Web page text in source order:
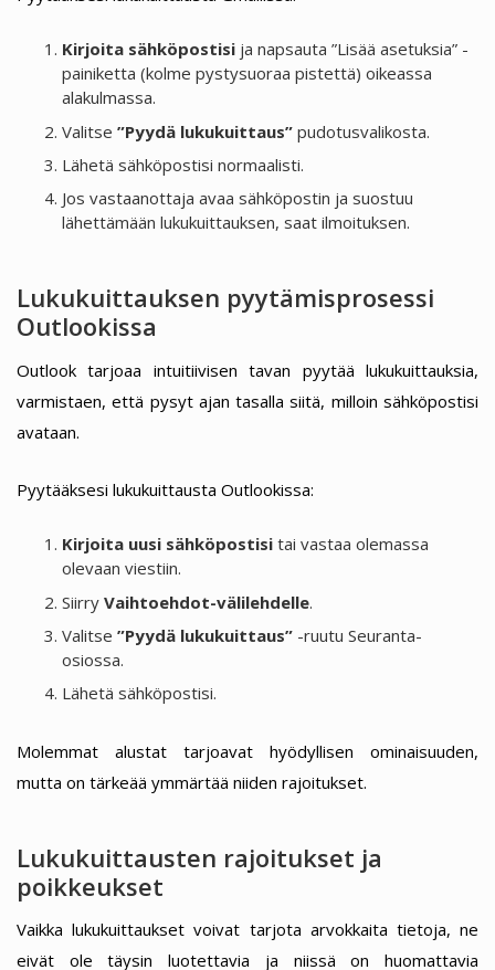
Kirjoita sähköpostisija napsauta ”Lisää asetuksia” -
painiketta (kolme pystysuoraa pistettä) oikeassa
alakulmassa.
Valitse ”Pyydä lukukuittaus”pudotusvalikosta.
Lähetä sähköpostisi normaalisti.
Jos vastaanottaja avaa sähköpostin ja suostuu
lähettämään lukukuittauksen, saat ilmoituksen.
Lukukuittauksen pyytämisprosessi
Outlookissa
Outlook tarjoaa intuitiivisen tavan pyytää lukukuittauksia,
varmistaen, että pysyt ajan tasalla siitä, milloin sähköpostisi
avataan.
Pyytääksesi lukukuittausta Outlookissa:
Kirjoita uusi sähköpostisitai vastaa olemassa
olevaan viestiin.
Siirry Vaihtoehdot-välilehdelle.
Valitse ”Pyydä lukukuittaus”-ruutu Seuranta-
osiossa.
Lähetä sähköpostisi.
Molemmat alustat tarjoavat hyödyllisen ominaisuuden,
mutta on tärkeää ymmärtää niiden rajoitukset.
Lukukuittausten rajoitukset ja
poikkeukset
Vaikka lukukuittaukset voivat tarjota arvokkaita tietoja, ne
eivät ole täysin luotettavia ja niissä on huomattavia